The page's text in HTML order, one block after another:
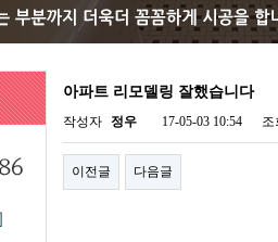
아파트 리모델링 잘했습니다
작성자 정우 17-05-03 10:54 조
이전글 다음글